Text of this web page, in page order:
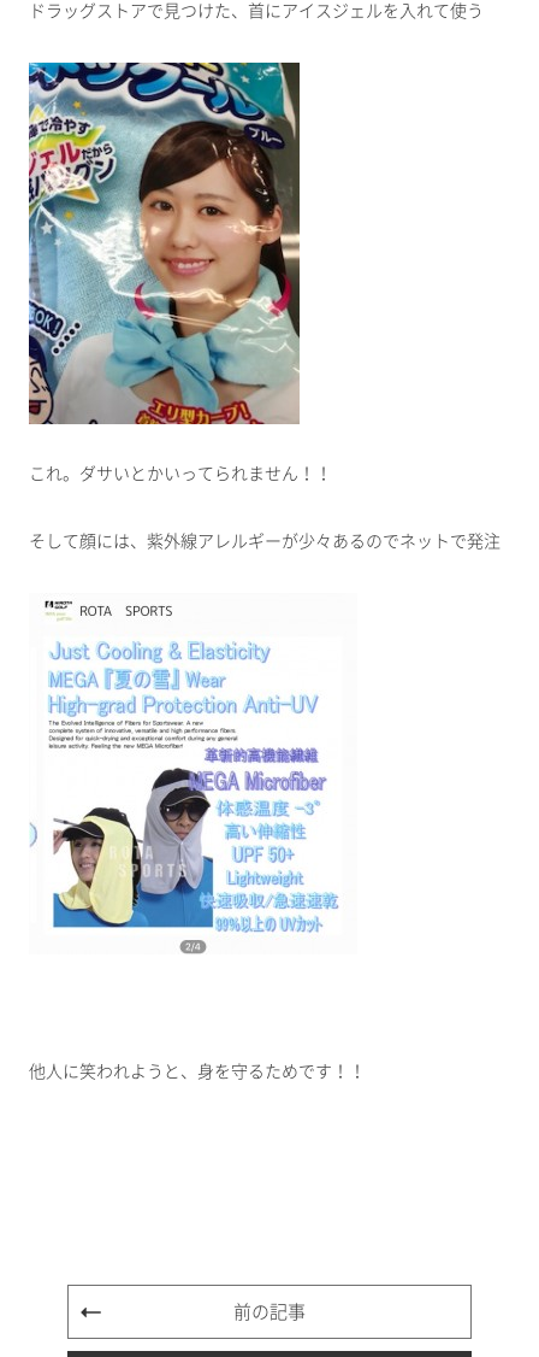
ドラッグストアで見つけた、首にアイスジェルを入れて使う
これ。ダサいとかいってられません！！
そして顔には、紫外線アレルギーが少々あるのでネットで発注
他人に笑われようと、身を守るためです！！
前の記事